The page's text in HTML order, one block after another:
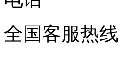
全国客服热线